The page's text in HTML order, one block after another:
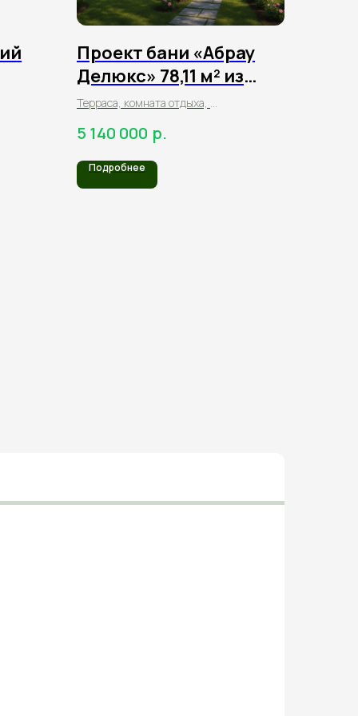
Проект бани «Абрау
Делюкс» 78,11 м² из
клееного бруса
Терраса, комната отдыха,
раздевалка, санузел
5 140 000 р.
Подробнее